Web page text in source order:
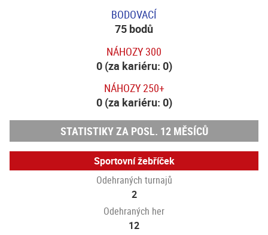
BODOVACÍ
75 bodů
NÁHOZY 300
0 (za kariéru: 0)
NÁHOZY 250+
0 (za kariéru: 0)
STATISTIKY ZA POSL. 12 MĚSÍCŮ
Sportovní žebříček
Odehraných turnajů
2
Odehraných her
12